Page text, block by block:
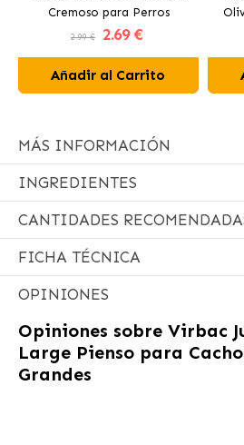
Cremoso para Perros
2.99 € 2.69 €
Añadir al Carrito
MÁS INFORMACIÓN
INGREDIENTES
CANTIDADES
FICHA TÉCNICA
OPINIONES
Opiniones sobre Virbac
Large Pienso para
Grandes